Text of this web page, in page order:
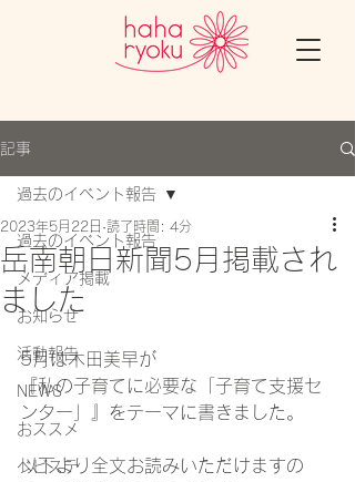
記事
過去のイベント報告
メディア掲載
お知らせ
活動報告
NEWS
おススメ
ベビステ
過去のイベント報告
岳南朝日新聞5月掲載され
ました
2023年5月22日 読了時間: 4分
5月は木田美早が
『私の子育てに必要な「子育て支援セ
ンター」』をテーマに書きました。
以下より全文お読みいただけますの